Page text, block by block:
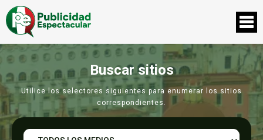
Buscar sitios
Utilice los selectores siguientes para enumerar los sitios
correspondientes.